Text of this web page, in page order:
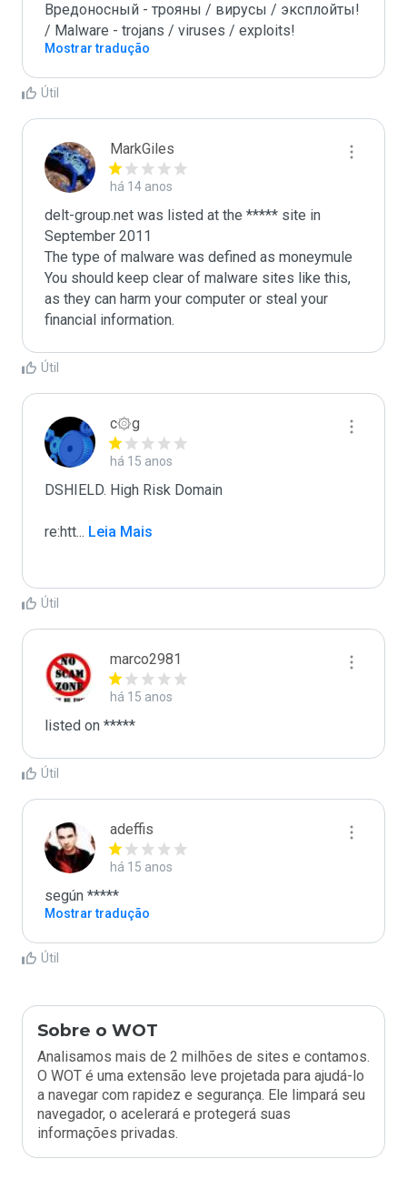
Вредоносный - трояны / вирусы / эксплойты!
/ Malware - trojans / viruses / exploits!
Mostrar tradução
Útil
MarkGiles
há 14 anos
delt-group.net was listed at the ***** site in
September 2011
The type of malware was defined as moneymule
You should keep clear of malware sites like this,
as they can harm your computer or steal your
Útil
c۞g
há 15 anos
DSHIELD. High Risk Domain
re:htt... Leia Mais
Útil
marco2981
há 15 anos
listed on *****
Útil
adeffis
há 15 anos
según *****
Mostrar tradução
Útil
Sobre o WOT
Analisamos mais de 2 milhões de sites e contamos.
O WOT é uma extensão leve projetada para ajudá-lo
a navegar com rapidez e segurança. Ele limpará seu
navegador, o acelerará e protegerá suas
informações privadas.